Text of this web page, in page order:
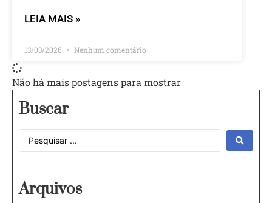
LEIA MAIS »
13/03/2026 Nenhum comentário
Não há mais postagens para mostrar
Buscar
Arquivos